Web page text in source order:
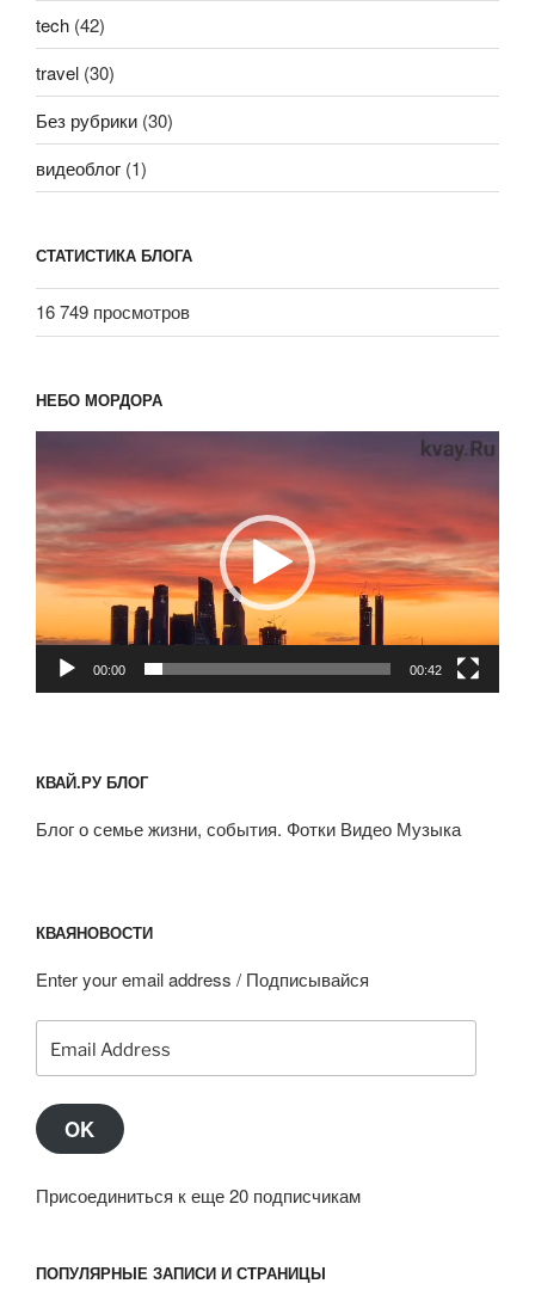
tech (42)
travel (30)
Без рубрики (30)
видеоблог (1)
СТАТИСТИКА БЛОГА
16 749 просмотров
НЕБО МОРДОРА
00:00 00:42
КВАЙ.РУ БЛОГ
Блог о семье жизни, события. Фотки Видео Музыка
КВАЯНОВОСТИ
Enter your email address / Подписывайся
Address
OK
Присоединиться к еще 20 подписчикам
ПОПУЛЯРНЫЕ ЗАПИСИ И СТРАНИЦЫ